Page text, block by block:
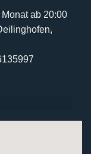
ab 20:00